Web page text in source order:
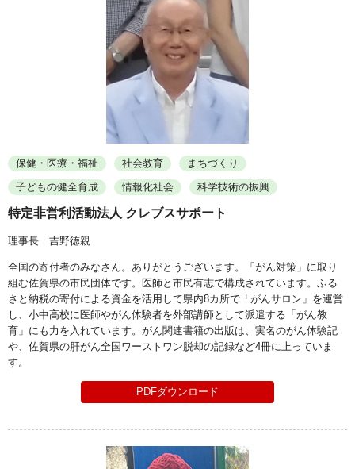
保健・医療・福祉 社会教育
まちづくり
子どもの健全育成
情報化社会 科学技術の振興
特定非営利活動法人 クレブスサポート
理事長 吉野徳親
全国の寄付者のみなさん。ありがとうございます。「がん対策」に取り
組む佐賀県の市民団体です。医師と市民有志で構成されています。ふる
さと納税の寄付による資金を活用して県内8カ所で「がんサロン」を運営
し、小中高校に医師やがん体験者を外部講師として派遣する「がん教
育」にも力を入れています。がん関連書籍の出版は、実名のがん体験記
や、佐賀県の肝がん全国ワーストワン脱却の記録など4冊に上っていま
す。
PDFダウンロード